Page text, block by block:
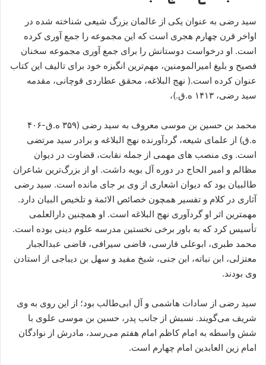
سید رضی به عنوان یکی از عالمان بزرگ شیعی شناخته شده در
اواخر قرن چهارم هجری است که این مجموعه را جمع آوری کرده
است. او درخواست دوستانش را برای جمع آوری مجموعه سخنان
فصیح و بلیغ امیرالمومنین، مهم‌ترین انگیزه خود برای تالیف این کتاب
عنوان کرده است.( نهج البلاغه، محقق عطاردی قوچانی، مقدمه
سید رضی، ۱۴۱۳ ه.ق.)،
محمد بن حسین بن موسی معروف به سید رضی (۳۵۹ ه.ق-۴۰۶
ه.ق) از علمای شیعه، گردآورنده نهج البلاغه و برادر سید مرتضی
است. وی منصب های مهمی از جمله نقابت، قضاوت در دیوان
مظالم و امیر الحاج در دوره آل بویه داشت. او از بزرگ‌ترین شاعران
طالبیان بود که دیوان اشعاری از وی بر جای مانده است. سید رضی
آثاری در کلام و تفسیر همچون خصائص الائمة و تلخیص البیان دارد.
مهمترین اثر او گردآوری نهج البلاغه است. او همچنین دارالعلمی
تأسیس کرد که به باور برخی نخستین مدرسه علوم دینی بوده است.
محمد طبری، ابوعلی فارسی، قاضی سیرافی، قاضی عبدالجبار
معتزلی، ابن نباته، ابن جنی، شیخ مفید و سهل بن دیباجی از استادن
وی بودند.
سید رضی از سادات هاشمی و آل ابی‌طالب بود؛ از این روی به وی
شریف می‌گویند. نسبش از جانب پدر، حسین ‌بن موسى علوی با
شش واسطه به امام کاظم امام هفتم می‌رسد، مادرش از نوادگان
امام زین العابدین امام چهارم است.